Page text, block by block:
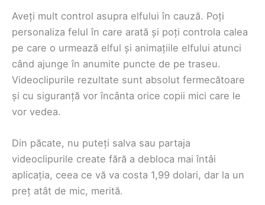
Aveți mult control asupra elfului în cauză. Poți
personaliza felul în care arată și poți controla calea
pe care o urmează elful și animațiile elfului atunci
când ajunge în anumite puncte de pe traseu.
Videoclipurile rezultate sunt absolut fermecătoare
și cu siguranță vor încânta orice copii mici care le
vor vedea.
Din păcate, nu puteți salva sau partaja
videoclipurile create fără a debloca mai întâi
aplicația, ceea ce vă va costa 1,99 dolari, dar la un
preț atât de mic, merită.